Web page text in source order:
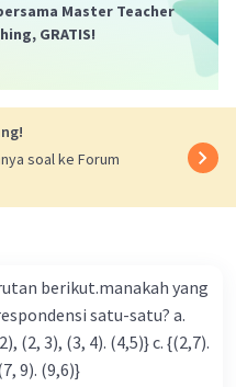
Master Teacher
GRATIS!
soal ke Forum
berikut.manakah yang
(5,7). (7, 9). (9,6)}